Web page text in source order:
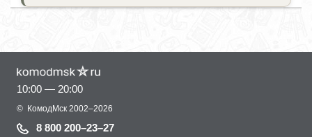
10:00 — 20:00
© КомодМск 2002–2026
8 800 200–23–27